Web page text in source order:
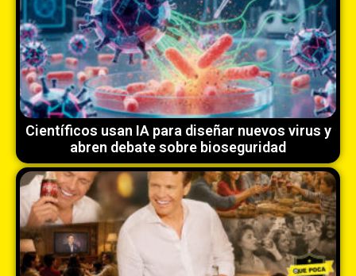
Científicos usan IA para diseñar nuevos virus y
abren debate sobre bioseguridad